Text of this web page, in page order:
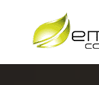
contenido